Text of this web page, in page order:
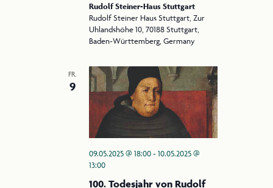
Rudolf Steiner-Haus Stuttgart
Rudolf Steiner Haus Stuttgart, Zur
Uhlandshöhe 10, 70188 Stuttgart,
Baden-Württemberg, Germany
FR.
9
09.05.2025 @ 18:00-10.05.2025 @
13:00
100. Todesjahr von Rudolf